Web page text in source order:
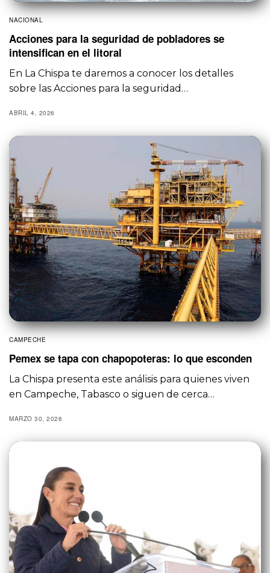
NACIONAL
Acciones para la seguridad de pobladores se
intensifican en el litoral
En La Chispa te daremos a conocer los detalles
sobre las Acciones para la seguridad…
ABRIL 4, 2026
CAMPECHE
Pemex se tapa con chapopoteras: lo que esconden
La Chispa presenta este análisis para quienes viven
en Campeche, Tabasco o siguen de cerca…
MARZO 30, 2026